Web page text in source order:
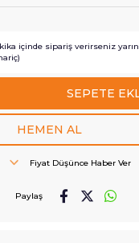
içinde sipariş verirseniz yarın
Fiyat Düşünce Haber Ver
Paylaş